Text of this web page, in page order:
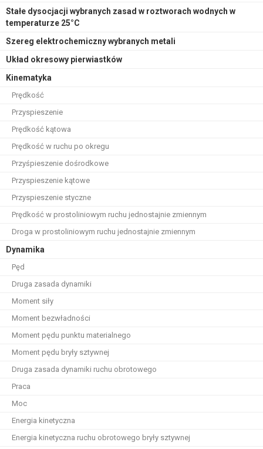
Stałe dysocjacji wybranych zasad w roztworach wodnych w
temperaturze 25°C
Szereg elektrochemiczny wybranych metali
Układ okresowy pierwiastków
Kinematyka
Prędkość
Przyspieszenie
Prędkość kątowa
Prędkość w ruchu po okregu
Przyśpieszenie dośrodkowe
Przyspieszenie kątowe
Przyspieszenie styczne
Prędkość w prostoliniowym ruchu jednostajnie zmiennym
Droga w prostoliniowym ruchu jednostajnie zmiennym
Dynamika
Pęd
Druga zasada dynamiki
Moment siły
Moment bezwładności
Moment pędu punktu materialnego
Moment pędu bryły sztywnej
Druga zasada dynamiki ruchu obrotowego
Praca
Moc
Energia kinetyczna
Energia kinetyczna ruchu obrotowego bryły sztywnej